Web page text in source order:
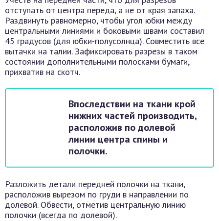
отступать от центра переда, а не от края запаха.
Раздвинуть равномерно, чтобы угол юбки между
центральными линиями и боковыми швами составил
45 градусов (для юбки-полусолнца). Совместить все
вытачки на талии. Зафиксировать разрезы в таком
состоянии дополнительными полосками бумаги,
прихватив на скотч.
Впоследствии на ткани крой
нижних частей производить,
расположив по долевой
линии центра спины и
полочки.
Разложить детали передней полочки на ткани,
расположив вырезом по груди в направлении по
долевой. Обвести, отметив центральную линию
полочки (всегда по долевой).